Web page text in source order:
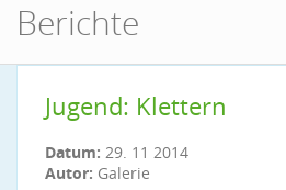
Berichte
Jugend: Klettern
Datum: 29. 11 2014
Autor: Galerie